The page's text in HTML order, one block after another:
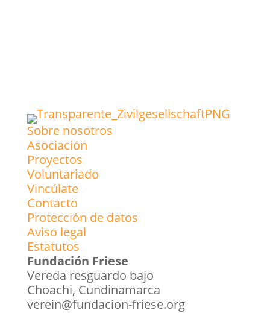
Sobre nosotros
Asociación
Proyectos
Voluntariado
Vincúlate
Contacto
Protección de datos
Aviso legal
Estatutos
Fundación Friese
Vereda resguardo bajo
Choachi, Cundinamarca
verein@fundacion-friese.org